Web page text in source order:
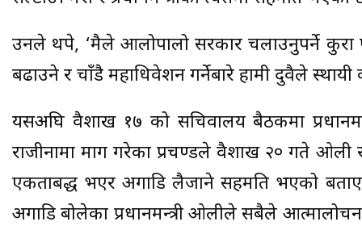
उनले थपे, ‘मैले आलोपालो सरकार चलाउनुपर्ने कुरा
बढाउने र चाँडै महाधिवेशन गर्नेबारे हामी दुवैले स्थायी
यसअघि वैशाख १७ को सचिवालय बैठकमा
राजीनामा माग गरेका प्रचण्डले वैशाख २० गते ओली
एकताबद्ध भएर अगाडि लैजाने सहमति भएको
अगाडि बोलेका प्रधानमन्त्री ओलीले सबैले आत्मालोचना